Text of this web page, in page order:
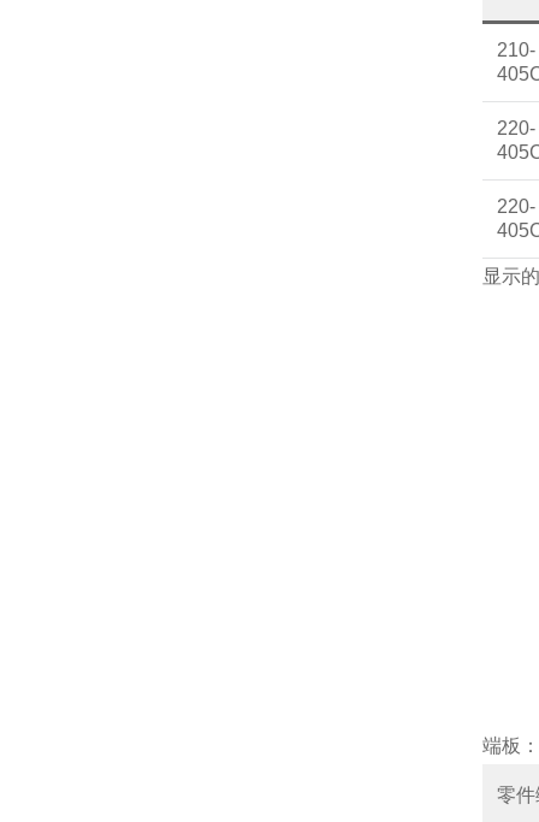
210-
220-
220-
显示
端板
零